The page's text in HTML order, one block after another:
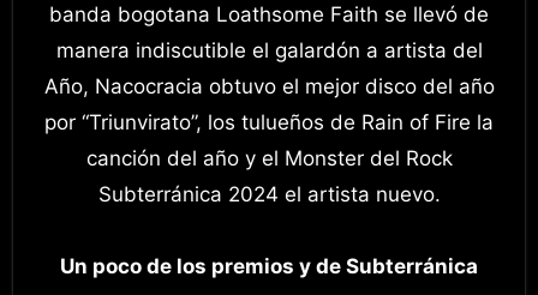
banda bogotana Loathsome Faith se llevó de
manera indiscutible el galardón a artista del
Año, Nacocracia obtuvo el mejor disco del año
por “Triunvirato”, los tulueños de Rain of Fire la
canción del año y el Monster del Rock
Subterránica 2024 el artista nuevo.
Un poco de los premios y de Subterránica